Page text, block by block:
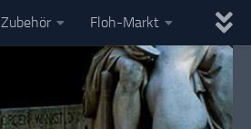
Zubehör Floh-Markt